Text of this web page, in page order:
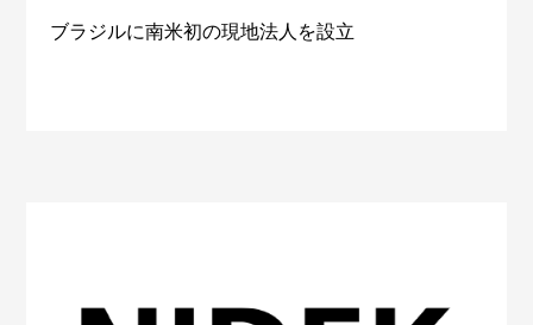
ブラジルに南米初の現地法人を設立